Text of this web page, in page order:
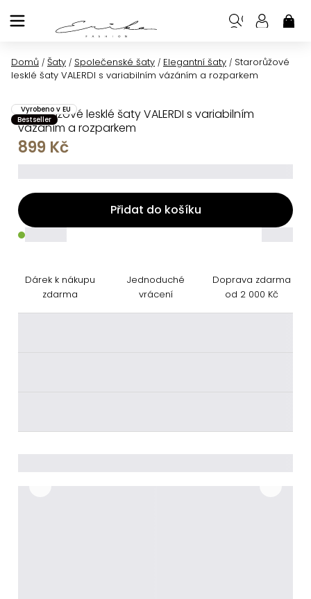
na
Domů / Šaty / Společenské šaty / Elegantní šaty / Starorůžové
lesklé šaty VALERDI s variabilním vázáním a rozparkem
Starorůžové lesklé šaty VALERDI s variabilním
vázáním a rozparkem
Vyrobeno v EU
Bestseller
899 Kč
Přidat do košíku
Dárek k nákupu
zdarma
Jednoduché
vrácení
Doprava zdarma
od 2 000 Kč